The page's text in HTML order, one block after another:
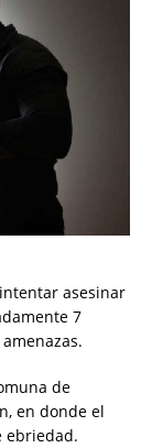
asesinar
7
de
en donde el
ebriedad.